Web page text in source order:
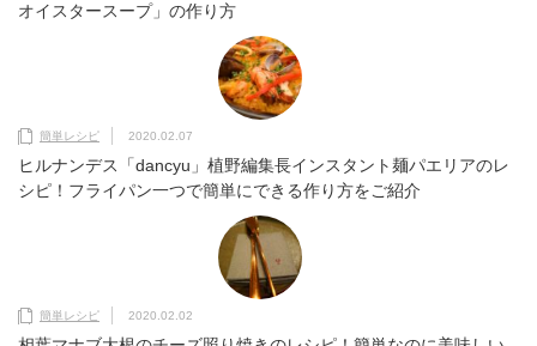
オイスタースープ」の作り方
簡単レシピ 2020.02.07
ヒルナンデス「dancyu」植野編集長インスタント麺パエリアのレ
シピ！フライパン一つで簡単にできる作り方をご紹介
簡単レシピ 2020.02.02